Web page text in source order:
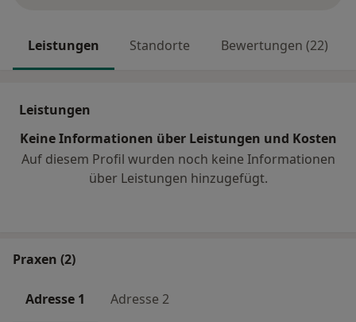
Leistungen Standorte Bewertungen (22)
Leistungen
Keine Informationen über Leistungen und Kosten
Auf diesem Profil wurden noch keine Informationen
über Leistungen hinzugefügt.
Praxen (2)
Adresse 1 Adresse 2